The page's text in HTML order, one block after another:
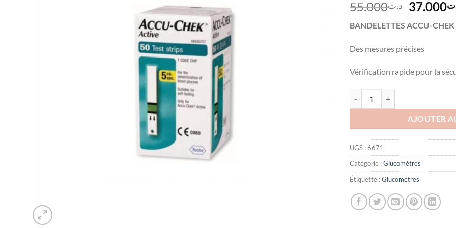
د.ت55.000
Le
initial
37.000
BANDELETTES ACCU-
Des mesures précises
Vérification rapide pour la
AJOUTER
UGS :6671
Catégorie :Glucomètres
Étiquette :Glucomètres